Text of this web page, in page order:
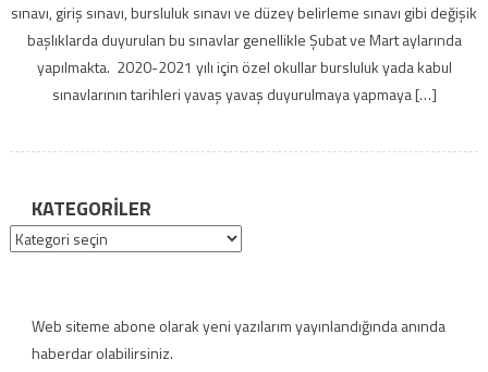
sınavı, giriş sınavı, bursluluk sınavı ve düzey belirleme sınavı gibi değişik
başlıklarda duyurulan bu sınavlar genellikle Şubat ve Mart aylarında
yapılmakta. 2020-2021 yılı için özel okullar bursluluk yada kabul
sınavlarının tarihleri yavaş yavaş duyurulmaya yapmaya […]
KATEGORILER
Kategoriler
Web siteme abone olarak yeni yazılarım yayınlandığında anında
haberdar olabilirsiniz.